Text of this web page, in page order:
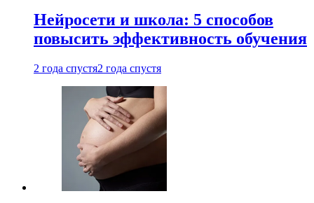
Нейросети и школа: 5 способов
повысить эффективность обучения
2 года спустя2 года спустя